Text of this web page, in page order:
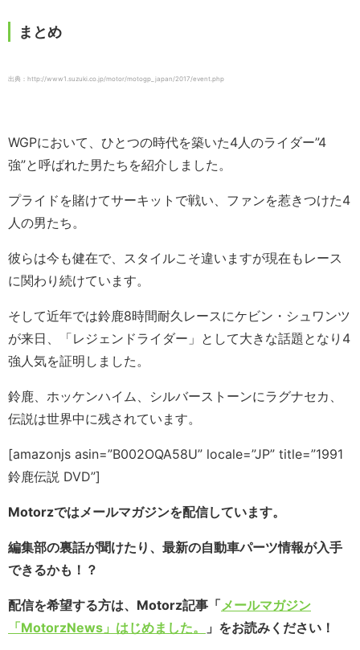
まとめ
出典：http://www1.suzuki.co.jp/motor/motogp_japan/2017/event.php
WGPにおいて、ひとつの時代を築いた4人のライダー”4
強”と呼ばれた男たちを紹介しました。
プライドを賭けてサーキットで戦い、ファンを惹きつけた4
人の男たち。
彼らは今も健在で、スタイルこそ違いますが現在もレース
に関わり続けています。
そして近年では鈴鹿8時間耐久レースにケビン・シュワンツ
が来日、「レジェンドライダー」として大きな話題となり4
強人気を証明しました。
鈴鹿、ホッケンハイム、シルバーストーンにラグナセカ、
伝説は世界中に残されています。
[amazonjs asin=”B002OQA58U” locale=”JP” title=”1991
鈴鹿伝説 DVD”]
Motorzではメールマガジンを配信しています。
編集部の裏話が聞けたり、最新の自動車パーツ情報が入手
できるかも！？
配信を希望する方は、Motorz記事「メールマガジン
「MotorzNews」はじめました。
」をお読みください！